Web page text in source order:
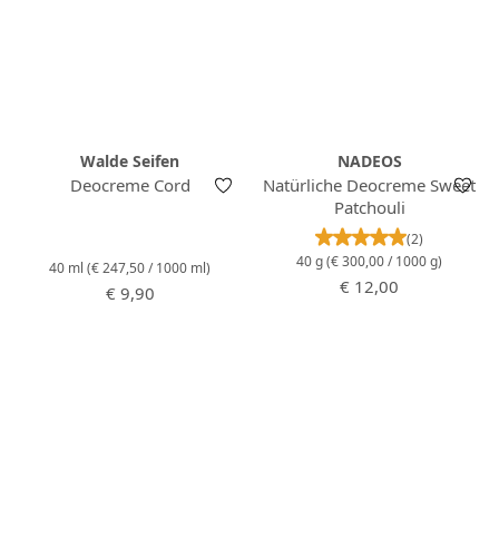
Walde Seifen
Deocreme Cord
40 ml (€ 247,50 / 1000 ml)
Regulärer Preis:
€ 9,90
NADEOS
Natürliche Deocreme Sweet
Patchouli
(2)
40 g(€ 300,00 / 1000 g)
Regulärer Preis:
€ 12,00